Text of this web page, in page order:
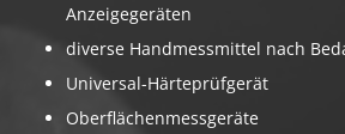
Anzeigegeräten
diverse Handmessmittel nach
Universal-Härteprüfgerät
Oberflächenmessgeräte